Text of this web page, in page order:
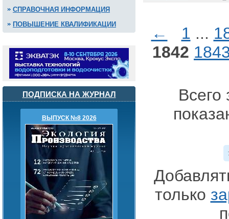
СПРАВОЧНАЯ ИНФОРМАЦИЯ
ПОВЫШЕНИЕ КВАЛИФИКАЦИИ
ПОДПИСКА НА ЖУРНАЛ
ВЫПУСК №8 2026
← 1 ...
1842
Всего
только